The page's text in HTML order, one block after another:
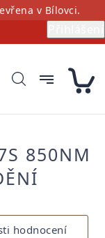
v Bílovci.
850NM
hodnocení